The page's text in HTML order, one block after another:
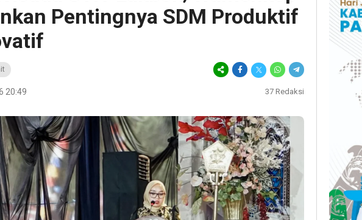
Pentingnya SDM Produktif
20:49 37 Redaksi